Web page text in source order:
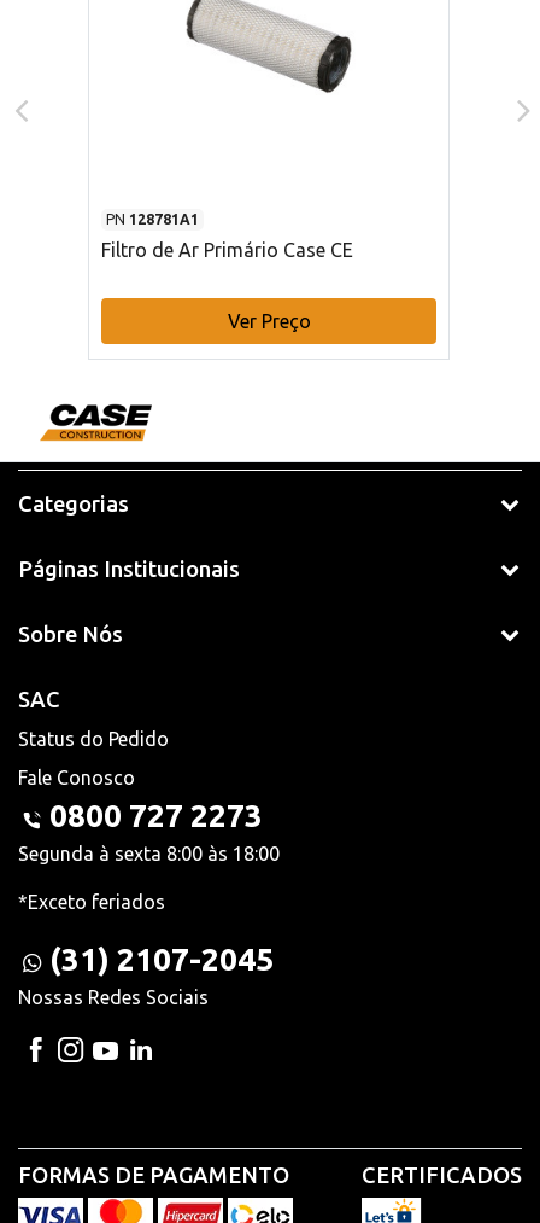
PN 128781A1
Filtro de Ar Primário Case CE
Ver Preço
Categorias
Páginas Institucionais
Sobre Nós
SAC
Status do Pedido
Fale Conosco
0800 727 2273
Segunda à sexta 8:00 às 18:00
*Exceto feriados
(31) 2107-2045
Nossas Redes Sociais
FORMAS DE PAGAMENTO CERTIFICADOS